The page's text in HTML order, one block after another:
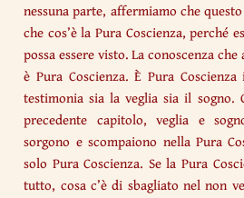
nessuna parte, affermiamo che
che cos’è la Pura Coscienza, perché
possa essere visto. La conoscenza
è Pura Coscienza. È Pura Coscienza
testimonia sia la veglia sia il sogno.
precedente capitolo, veglia e
sorgono e scompaiono nella Pura
solo Pura Coscienza. Se la Pura
tutto, cosa c’è di sbagliato nel non